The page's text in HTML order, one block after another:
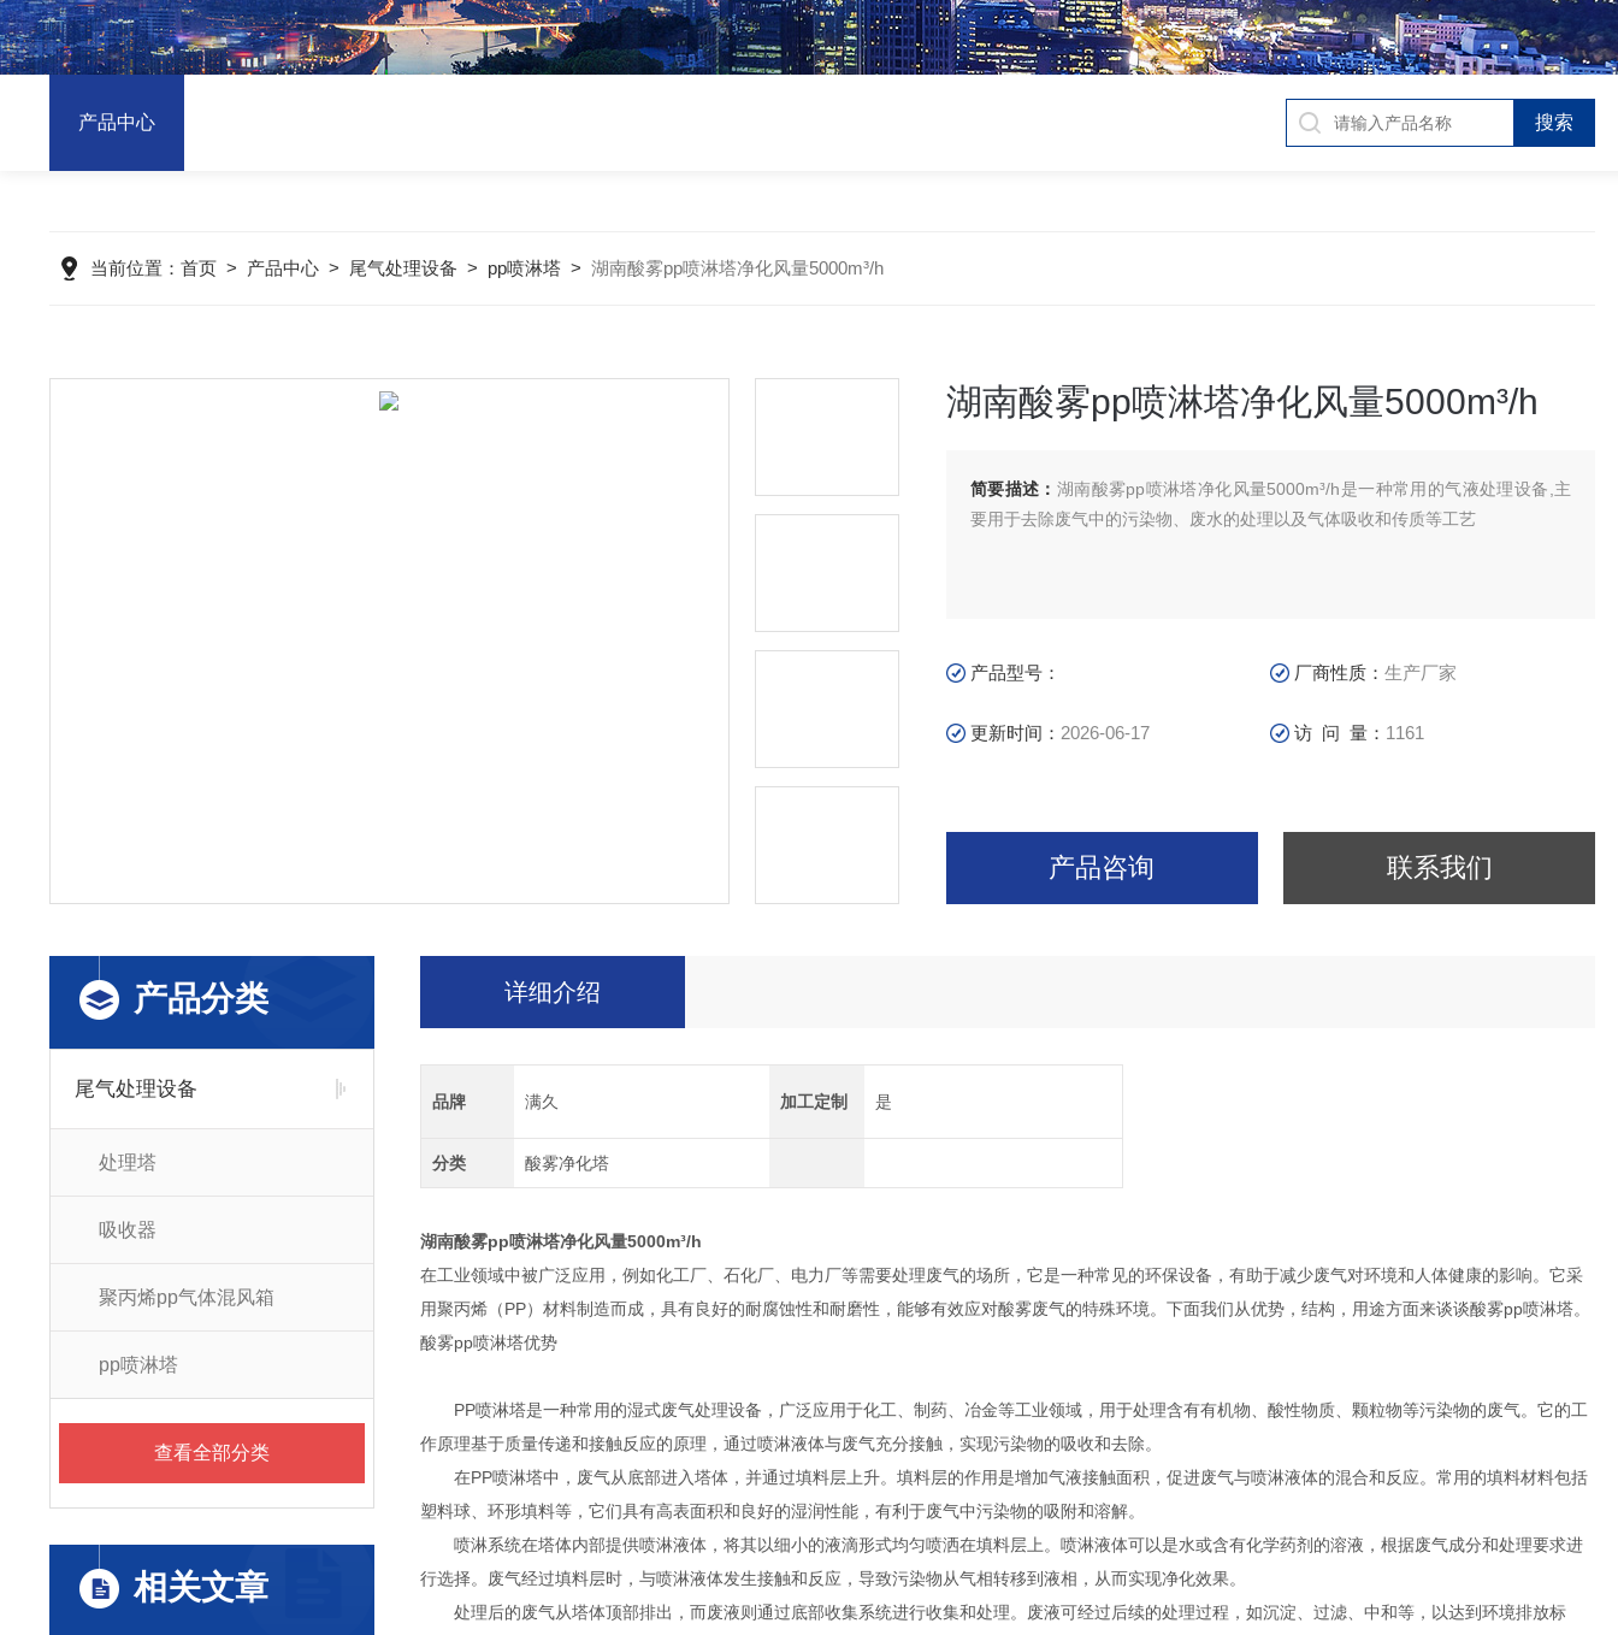
产品中心
当前位置： 首页> 产品中心> 尾气处理设备 > pp喷淋塔> 湖南酸雾pp喷淋塔净化风量5000m³/h
湖南酸雾pp喷淋塔净化风量5000m³/h
简要描述： 湖南酸雾pp喷淋塔净化风量5000m³/h是一种常用的气液处理设备,主
要用于去除废气中的污染物、废水的处理以及气体吸收和传质等工艺
产品型号： 厂商性质：生产厂家
更新时间： 2026-06-17 访 问 量： 1161
产品咨询 联系我们
产品分类
尾气处理设备
处理塔
吸收器
聚丙烯pp气体混风箱
pp喷淋塔
查看全部分类
相关文章
详细介绍
品牌 满久 加工定制 是
分类 酸雾净化塔
湖南酸雾pp喷淋塔净化风量5000m³/h
在工业领域中被广泛应用，例如化工厂、石化厂、电力厂等需要处理废气的场所，它是一种常见的环保设备，有助于减少废气对环境和人体健康的影响。它采
用聚丙烯（PP）材料制造而成，具有良好的耐腐蚀性和耐磨性，能够有效应对酸雾废气的特殊环境。下面我们从优势，结构，用途方面来谈谈酸雾pp喷淋塔。
酸雾pp喷淋塔优势
PP喷淋塔是一种常用的湿式废气处理设备，广泛应用于化工、制药、冶金等工业领域，用于处理含有有机物、酸性物质、颗粒物等污染物的废气。它的工
作原理基于质量传递和接触反应的原理，通过喷淋液体与废气充分接触，实现污染物的吸收和去除。
在PP喷淋塔中，废气从底部进入塔体，并通过填料层上升。填料层的作用是增加气液接触面积，促进废气与喷淋液体的混合和反应。常用的填料材料包括
塑料球、环形填料等，它们具有高表面积和良好的湿润性能，有利于废气中污染物的吸附和溶解。
喷淋系统在塔体内部提供喷淋液体，将其以细小的液滴形式均匀喷洒在填料层上。喷淋液体可以是水或含有化学药剂的溶液，根据废气成分和处理要求进
行选择。废气经过填料层时，与喷淋液体发生接触和反应，导致污染物从气相转移到液相，从而实现净化效果。
处理后的废气从塔体顶部排出，而废液则通过底部收集系统进行收集和处理。废液可经过后续的处理过程，如沉淀、过滤、中和等，以达到环境排放标